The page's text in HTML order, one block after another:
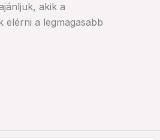
akik a
elérni a legmagasabb